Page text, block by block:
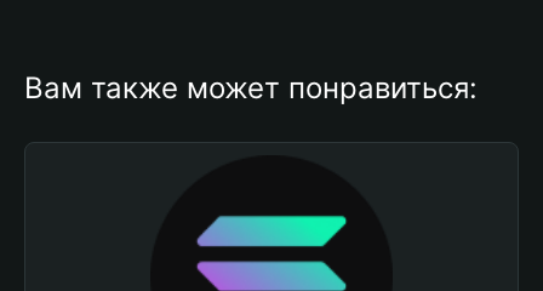
Вам также может понравиться: